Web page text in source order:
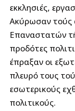
εκκλησιές,
Ακύρωσαν τούς
Επαναστατών
προδότες
έπραξαν οι
πλευρό τους
εσωτερικούς
πολιτικούς.